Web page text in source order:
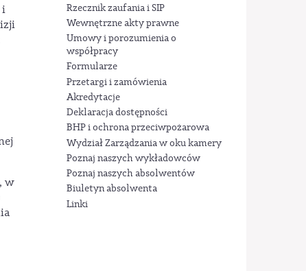
Rzecznik zaufania i SIP
Wewnętrzne akty prawne
Umowy i porozumienia o
współpracy
Formularze
Przetargi i zamówienia
Akredytacje
Deklaracja dostępności
BHP i ochrona przeciwpożarowa
Wydział Zarządzania w oku kamery
Poznaj naszych wykładowców
Poznaj naszych absolwentów
Biuletyn absolwenta
Linki
i
w